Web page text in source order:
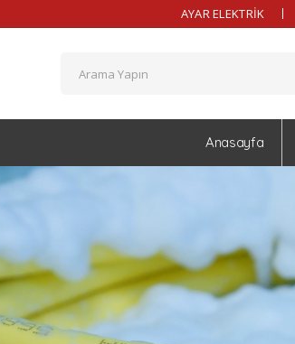
AYAR ELEKTRİK
Anasayfa